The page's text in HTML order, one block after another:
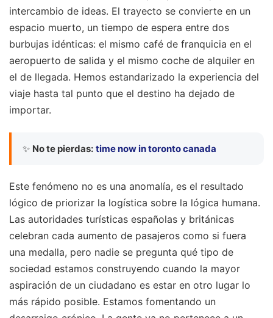
intercambio de ideas. El trayecto se convierte en un
espacio muerto, un tiempo de espera entre dos
burbujas idénticas: el mismo café de franquicia en el
aeropuerto de salida y el mismo coche de alquiler en
el de llegada. Hemos estandarizado la experiencia del
viaje hasta tal punto que el destino ha dejado de
importar.
✨ No te pierdas: time now in toronto canada
Este fenómeno no es una anomalía, es el resultado
lógico de priorizar la logística sobre la lógica humana.
Las autoridades turísticas españolas y británicas
celebran cada aumento de pasajeros como si fuera
una medalla, pero nadie se pregunta qué tipo de
sociedad estamos construyendo cuando la mayor
aspiración de un ciudadano es estar en otro lugar lo
más rápido posible. Estamos fomentando un